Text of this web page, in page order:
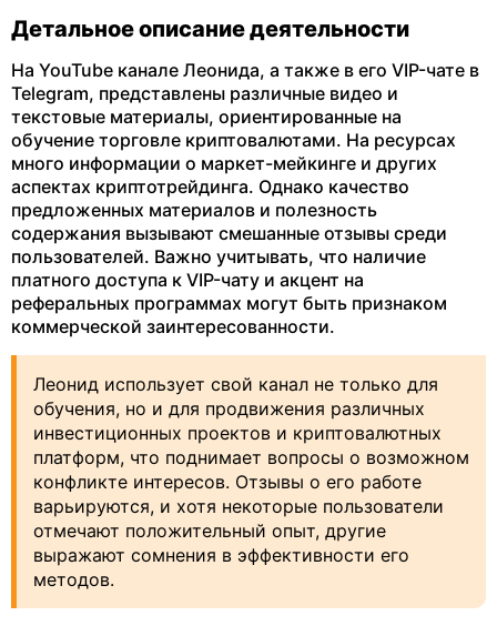
Детальное описание деятельности
На YouTube канале Леонида, а также в его VIP-чате в
Telegram, представлены различные видео и
текстовые материалы, ориентированные на
обучение торговле криптовалютами. На ресурсах
много информации о маркет-мейкинге и других
аспектах криптотрейдинга. Однако качество
предложенных материалов и полезность
содержания вызывают смешанные отзывы среди
пользователей. Важно учитывать, что наличие
платного доступа к VIP-чату и акцент на
реферальных программах могут быть признаком
коммерческой заинтересованности.
Леонид использует свой канал не только для
обучения, но и для продвижения различных
инвестиционных проектов и криптовалютных
платформ, что поднимает вопросы о возможном
конфликте интересов. Отзывы о его работе
варьируются, и хотя некоторые пользователи
отмечают положительный опыт, другие
выражают сомнения в эффективности его
методов.